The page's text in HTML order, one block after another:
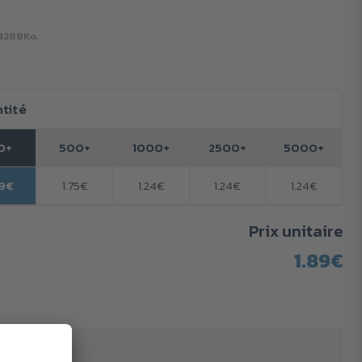
,
500+
1.75€
1000+
1.24€
2500+
1.24€
5000+
1.24€
Prix unitaire
1.89€